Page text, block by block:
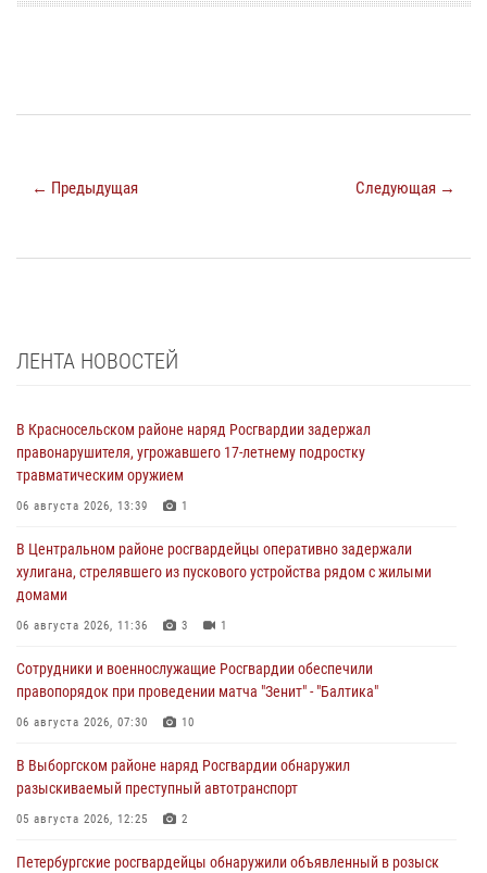
← Предыдущая Следующая →
ЛЕНТА НОВОСТЕЙ
В Красносельском районе наряд Росгвардии задержал
правонарушителя, угрожавшего 17-летнему подростку
травматическим оружием
06 августа 2026, 13:39 1
В Центральном районе росгвардейцы оперативно задержали
хулигана, стрелявшего из пускового устройства рядом с жилыми
домами
06 августа 2026, 11:36 3 1
Сотрудники и военнослужащие Росгвардии обеспечили
правопорядок при проведении матча "Зенит" - "Балтика"
06 августа 2026, 07:30 10
В Выборгском районе наряд Росгвардии обнаружил
разыскиваемый преступный автотранспорт
05 августа 2026, 12:25 2
Петербургские росгвардейцы обнаружили объявленный в розыск